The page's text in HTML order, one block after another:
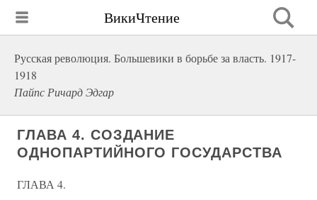
ВикиЧтение
Русская революция. Большевики в борьбе за власть. 1917-
1918
Пайпс Ричард Эдгар
ГЛАВА 4. СОЗДАНИЕ
ОДНОПАРТИЙНОГО ГОСУДАРСТВА
ГЛАВА 4.